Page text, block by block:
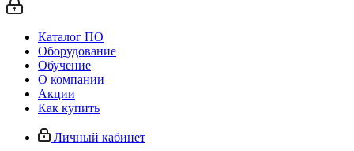
Каталог ПО
Оборудование
Обучение
О компании
Акции
Как купить
Личный кабинет